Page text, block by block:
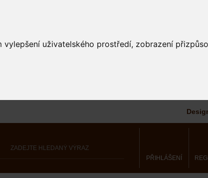
uživatelského prostředí, zobrazení
PŘIHLÁŠENÍ